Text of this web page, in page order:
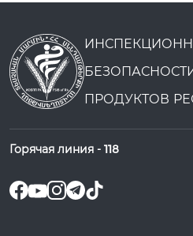
ПРОДУКТОВ
Горячая линия - 118